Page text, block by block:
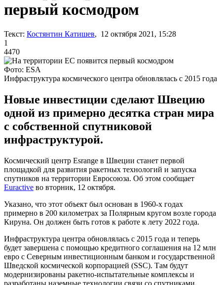
первый космодром
Текст: Костянтин Катишев, 12 октября 2021, 15:28
1
4470
Фото: ESA
Инфраструктура космического центра обновлялась с 2015 года
Новые инвестиции сделают Швецию
одной из примерно десятка стран мира
с собственной спутниковой
инфраструктурой.
Космический центр Esrange в Швеции станет первой
площадкой для развития ракетных технологий и запуска
спутников на территории Евросоюза. Об этом сообщает
Euractive во вторник, 12 октября.
Указано, что этот объект был основан в 1960-х годах
примерно в 200 километрах за Полярным кругом возле города
Кируна. Он должен быть готов к работе к лету 2022 года.
Инфраструктура центра обновлялась с 2015 года и теперь
будет завершена с помощью кредитного соглашения на 12 млн
евро с Северным инвестиционным банком и государственной
Шведской космической корпорацией (SSC). Там будут
модернизированы ракетно-испытательные комплексы и
разработаны наземные технологии связи со спутниками.